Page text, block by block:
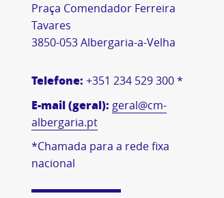
Praça Comendador Ferreira
Tavares
3850-053 Albergaria-a-Velha
Telefone: +351 234 529 300 *
E-mail (geral): geral@cm-
albergaria.pt
*Chamada para a rede fixa
nacional